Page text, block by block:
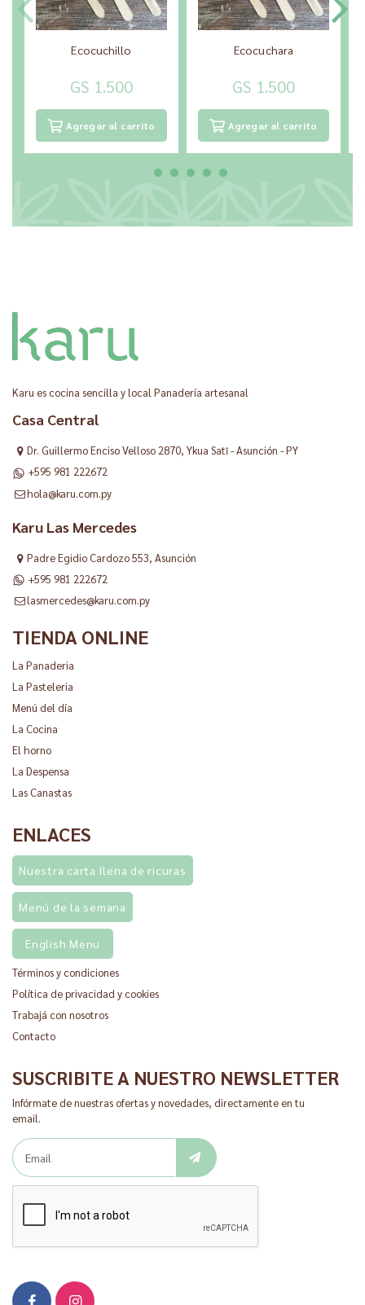
Ecocuchillo
GS 1.500
Agregar al carrito
Ecocuchara
GS 1.500
Agregar al carrito
Karu es cocina sencilla y local Panadería artesanal
Casa Central
Dr. Guillermo Enciso Velloso 2870, Ykua Satĩ - Asunción - PY
+595 981 222672
hola@karu.com.py
Karu Las Mercedes
Padre Egidio Cardozo 553, Asunción
+595 981 222672
lasmercedes@karu.com.py
TIENDA ONLINE
La Panaderia
La Pasteleria
Menú del día
La Cocina
El horno
La Despensa
Las Canastas
ENLACES
Nuestra carta llena de ricuras
Menú de la semana
English Menu
Términos y condiciones
Política de privacidad y cookies
Trabajá con nosotros
Contacto
SUSCRIBITE A NUESTRO NEWSLETTER
Infórmate de nuestras ofertas y novedades, directamente en tu
email.